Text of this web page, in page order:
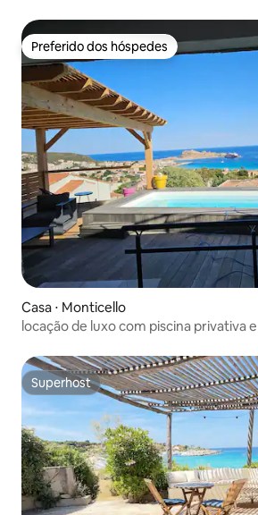
Preferido dos hóspedes
Preferido dos hóspedes
Casa ⋅ Monticello
locação de luxo com piscina privativa
Superhost
Superhost